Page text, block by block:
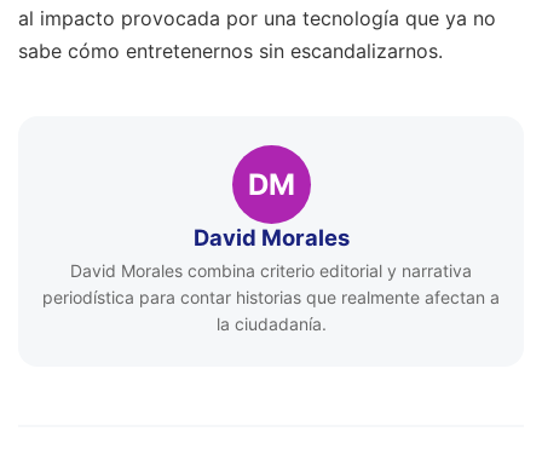
al impacto provocada por una tecnología que ya no
sabe cómo entretenernos sin escandalizarnos.
DM
David Morales
David Morales combina criterio editorial y narrativa
periodística para contar historias que realmente afectan a
la ciudadanía.